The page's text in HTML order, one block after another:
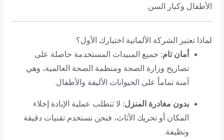
الأطفال وكبار السن.
لماذا تعتبر الشركة الألمانية اختيارك الأول؟
أمان تام: جميع المبيدات المستخدمة حاصلة على
تصاريح وزارة الصحة ومنظمة الصحة العالمية، وهي
آمنة تماماً على الحيوانات الأليفة والأطفال.
بدون مغادرة المنزل: لا تتطلب عملية الإبادة إخلاء
المكان أو تحريك الأثاث، فنحن نستخدم تقنيات دقيقة
ونظيفة.